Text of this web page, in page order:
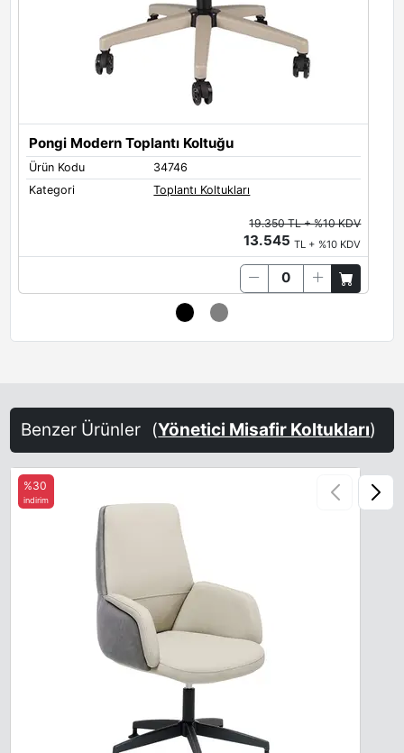
Pongi Modern Toplantı Koltuğu
Ürün Kodu
34746
Kategori
Toplantı Koltukları
19.350 TL + %10 KDV
13.545TL + %10 KDV
Benzer Ürünler (Yönetici Misafir Koltukları)
%30
indirim